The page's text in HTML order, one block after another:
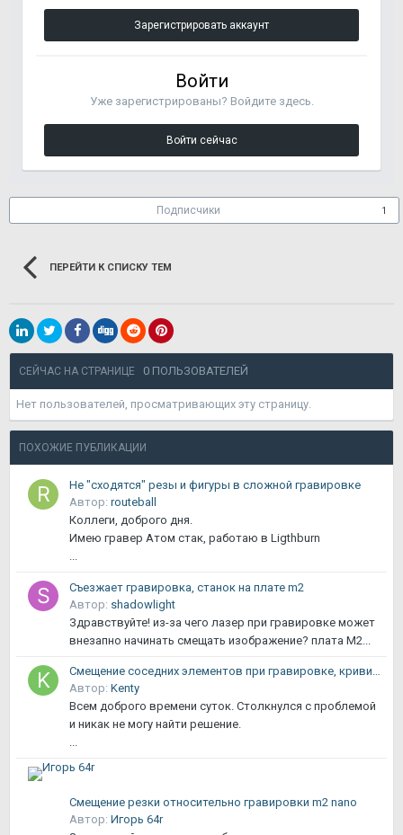
Зарегистрировать аккаунт
Войти
Уже зарегистрированы? Войдите здесь.
Войти сейчас
Подписчики 1
ПЕРЕЙТИ К СПИСКУ ТЕМ
СЕЙЧАС НА СТРАНИЦЕ 0 ПОЛЬЗОВАТЕЛЕЙ
Нет пользователей, просматривающих эту страницу.
ПОХОЖИЕ ПУБЛИКАЦИИ
Не "сходятся" резы и фигуры в сложной гравировке
Автор: routeball
Коллеги, доброго дня.
Имею гравер Атом стак, работаю в Ligthburn
...
Съезжает гравировка, станок на плате m2
Автор: shadowlight
Здравствуйте! из-за чего лазер при гравировке может
внезапно начинать смещать изображение? плата М2...
Смещение соседних элементов при гравировке, кривизна линий. СО2
Автор: Kenty
Всем доброго времени суток. Столкнулся с проблемой
и никак не могу найти решение.
...
Cмещение резки относительно гравировки m2 nano
Автор: Игорь 64r